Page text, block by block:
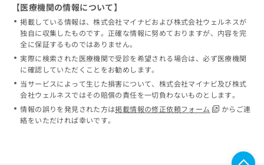
【医療機関の情報について】
掲載している情報は、株式会社マイナビおよび株式会社ウェルネスが
独自に収集したものです。正確な情報に努めておりますが、内容を完
全に保証するものではありません。
実際に検索された医療機関で受診を希望される場合は、必ず医療機関
に確認していただくことをお勧めします。
当サービスによって生じた損害について、株式会社マイナビ及び株式
会社ウェルネスではその賠償の責任を一切負わないものとします。
情報の誤りを発見された方は掲載情報の修正依頼フォーム
からご連
絡をいただければ幸いです。